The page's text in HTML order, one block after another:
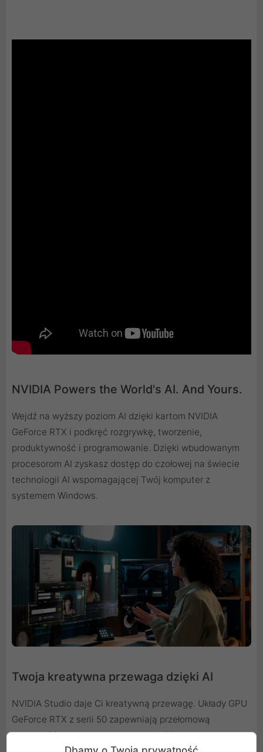
NVIDIA Powers the World's AI. And Yours.
Wejdź na wyższy poziom AI dzięki kartom NVIDIA
GeForce RTX i podkręć rozgrywkę, tworzenie,
produktywność i programowanie. Dzięki wbudowanym
procesorom AI zyskasz dostęp do czołowej na świecie
technologii AI wspomagającej Twój komputer z
systemem Windows.
Twoja kreatywna przewaga dzięki AI
NVIDIA Studio daje Ci kreatywną przewagę. Układy GPU
GeForce RTX z serii 50 zapewniają przełomową
wydajność edycji wideo, renderingu 3D i projektowania